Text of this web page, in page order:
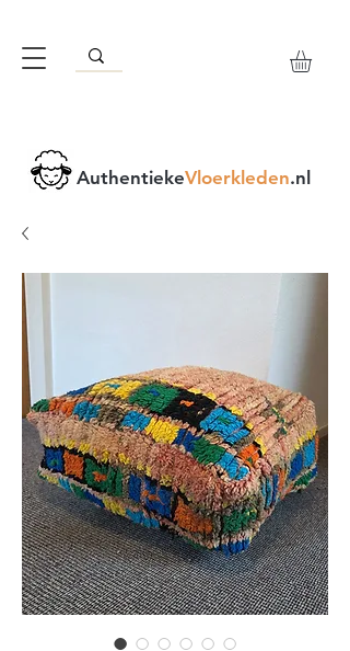
AuthentiekeVloerkleden.nl